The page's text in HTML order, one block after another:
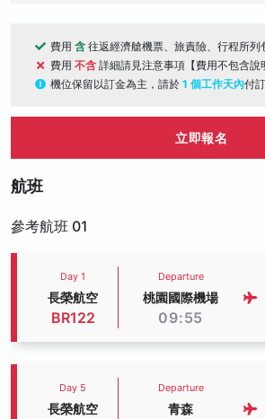
費用 含 往返經濟艙機票、旅責險、行程所列
費用 不含 詳細請見注意事項【費用不包含說
機位保留以訂金為主，請於 1 個工作天內付訂
立即報名
航班
參考航班 01
Day 1
長榮航空
BR122
Departure
桃園國際機場
09:55
Day 5
長榮航空
Departure
青森